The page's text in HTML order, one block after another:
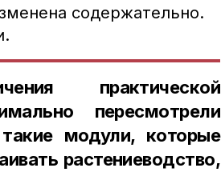
содержательно.
практической
пересмотрели
модули, которые
растениеводство,